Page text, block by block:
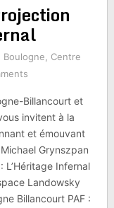
Boulogne
Centre
Billancourt et
invitent à la
et émouvant
Grynszpan
Infernal
Landowsky
Billancourt PAF :